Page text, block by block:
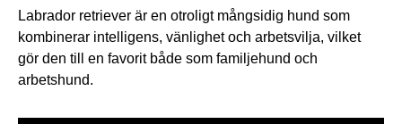
Labrador retriever är en otroligt mångsidig hund som
kombinerar intelligens, vänlighet och arbetsvilja, vilket
gör den till en favorit både som familjehund och
arbetshund.